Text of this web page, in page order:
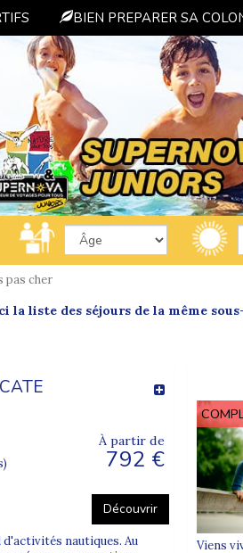
BIEN PREPARER SA
pas cher
la liste des séjours de la même
À partir de
792 €
Découvrir
nautiques. Au
Viens